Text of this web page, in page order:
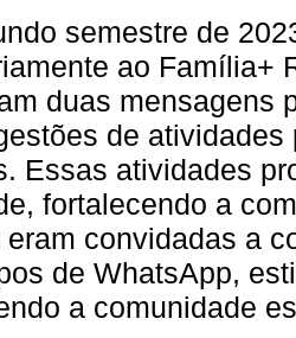
semestre de
ao Família+
duas mensagens
de
Essas atividades
fortalecendo a
convidadas a
de WhatsApp,
a comunidade